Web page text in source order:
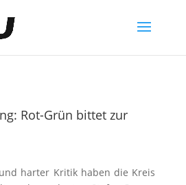
Rot-Grün bittet zur
harter Kritik haben die Kreis